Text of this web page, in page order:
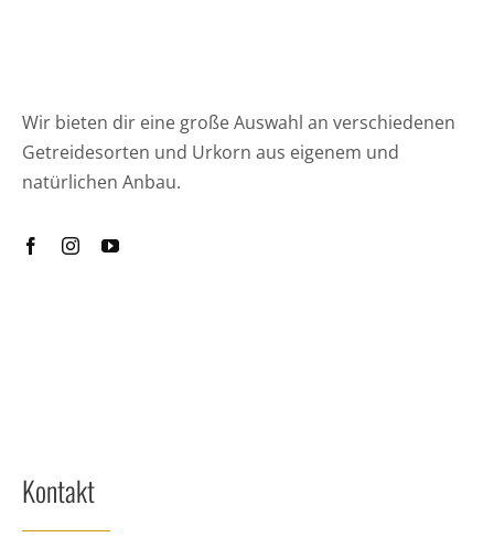
Wir bieten dir eine große Auswahl an verschiedenen
Getreidesorten und Urkorn aus eigenem und
natürlichen Anbau.
Kontakt